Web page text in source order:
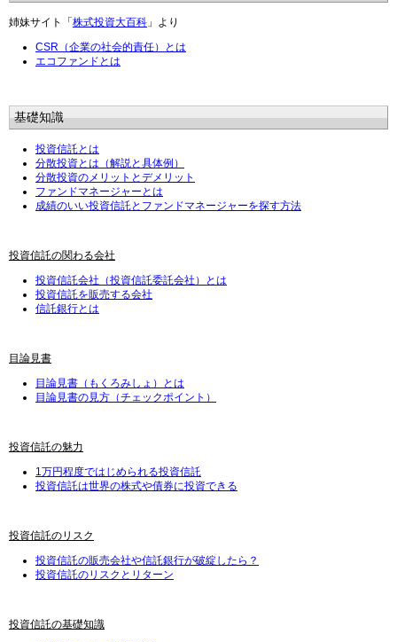
姉妹サイト「 株式投資大百科 」より
CSR（企業の社会的責任）とは
エコファンドとは
基礎知識
投資信託とは
分散投資とは（解説と具体例）
分散投資のメリットとデメリット
ファンドマネージャーとは
成績のいい投資信託とファンドマネージャーを探す方法
投資信託の関わる会社
投資信託会社（投資信託委託会社）とは
投資信託を販売する会社
信託銀行とは
目論見書
目論見書（もくろみしょ）とは
目論見書の見方（チェックポイント）
投資信託の魅力
1万円程度ではじめられる投資信託
投資信託は世界の株式や債券に投資できる
投資信託のリスク
投資信託の販売会社や信託銀行が破綻したら？
投資信託のリスクとリターン
投資信託の基礎知識